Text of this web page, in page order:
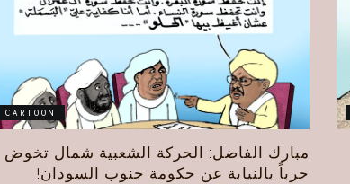
CARTOON
مبارك الفاضل: الحركة الشعبية شمال تخوض
حرباً بالنيابة عن حكومة جنوب السودان!